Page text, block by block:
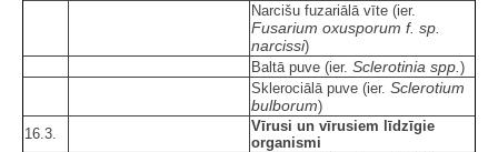
Narcišu fuzariālā vīte (ier.
Fusarium oxusporum f. sp.
narcissi)
Baltā puve (ier. Sclerotinia spp. )
Sklerociālā puve (ier. Sclerotium
bulborum)
16.3.
Vīrusi un vīrusiem līdzīgie
organismi